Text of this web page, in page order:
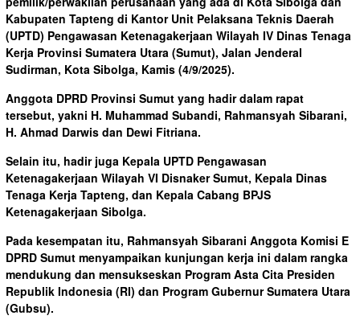
Kabupaten Tapteng di Kantor Unit Pelaksana Teknis Daerah
(UPTD) Pengawasan Ketenagakerjaan Wilayah IV Dinas Tenaga
Kerja Provinsi Sumatera Utara (Sumut), Jalan Jenderal
Sudirman, Kota Sibolga, Kamis (4/9/2025).
Anggota DPRD Provinsi Sumut yang hadir dalam rapat
tersebut, yakni H. Muhammad Subandi, Rahmansyah Sibarani,
H. Ahmad Darwis dan Dewi Fitriana.
Selain itu, hadir juga Kepala UPTD Pengawasan
Ketenagakerjaan Wilayah VI Disnaker Sumut, Kepala Dinas
Tenaga Kerja Tapteng, dan Kepala Cabang BPJS
Ketenagakerjaan Sibolga.
Pada kesempatan itu, Rahmansyah Sibarani Anggota Komisi E
DPRD Sumut menyampaikan kunjungan kerja ini dalam rangka
mendukung dan mensukseskan Program Asta Cita Presiden
Republik Indonesia (RI) dan Program Gubernur Sumatera Utara
(Gubsu).